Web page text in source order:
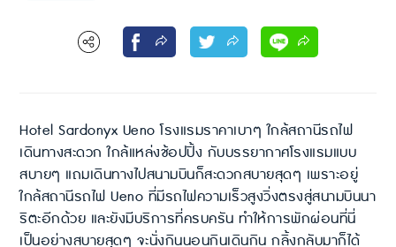
Hotel Sardonyx Ueno โรงแรมราคาเบาๆ ใกล้สถานีรถไฟ
เดินทางสะดวก ใกล้แหล่งช้อปปิ้ง กับบรรยากาศโรงแรมแบบ
สบายๆ แถมเดินทางไปสนามบินก็สะดวกสบายสุดๆ เพราะอยู่
ใกล้สถานีรถไฟ Ueno ที่มีรถไฟความเร็วสูงวิ่งตรงสู่สนามบินนา
ริตะอีกด้วย และยังมีบริการที่ครบครัน ทำให้การพักผ่อนที่นี่
เป็นอย่างสบายสุดๆ จะนั่งกินนอนกินเดินกิน กลิ้งกลับมาก็ได้